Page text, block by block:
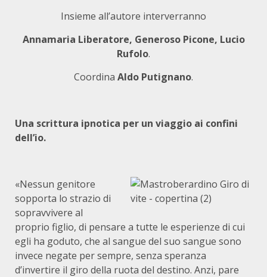
Insieme all’autore interverranno
Annamaria Liberatore, Generoso Picone, Lucio
Rufolo.
Coordina Aldo Putignano.
Una scrittura ipnotica per un viaggio ai confini
dell’io.
«Nessun genitore
sopporta lo strazio di
sopravvivere al
proprio figlio, di pensare a tutte le esperienze di cui
egli ha goduto, che al sangue del suo sangue sono
invece negate per sempre, senza speranza
d’invertire il giro della ruota del destino. Anzi, pare